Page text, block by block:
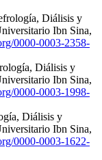
Diálisis y
Ibn Sina,
0000-0003-2358-
Diálisis y
Ibn Sina,
0000-0003-1998-
Diálisis y
Ibn Sina,
0000-0003-1622-